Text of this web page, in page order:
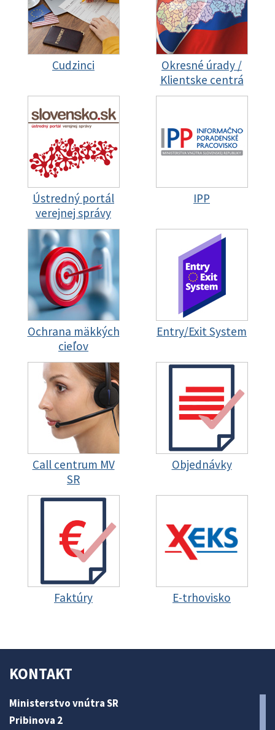
Cudzinci
Okresné úrady /
Klientske centrá
Ústredný portál
verejnej správy
IPP
Ochrana mäkkých
cieľov
Entry/Exit System
Call centrum MV
SR
Objednávky
Faktúry E-trhovisko
KONTAKT
Ministerstvo vnútra SR
Pribinova 2